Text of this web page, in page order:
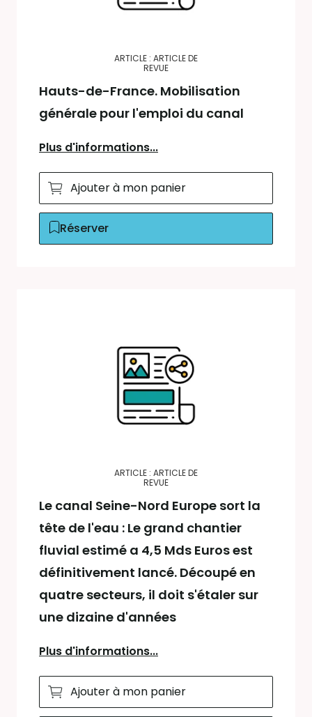
ARTICLE : ARTICLE DE
REVUE
Hauts-de-France. Mobilisation
générale pour l'emploi du canal
Plus d'informations...
Ajouter à mon panier
Réserver
ARTICLE : ARTICLE DE
REVUE
Le canal Seine-Nord Europe sort la
tête de l'eau : Le grand chantier
fluvial estimé a 4,5 Mds Euros est
définitivement lancé. Découpé en
quatre secteurs, il doit s'étaler sur
une dizaine d'années
Plus d'informations...
Ajouter à mon panier